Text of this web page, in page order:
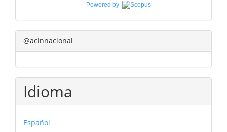
Powered by
@acinnacional
Idioma
Español